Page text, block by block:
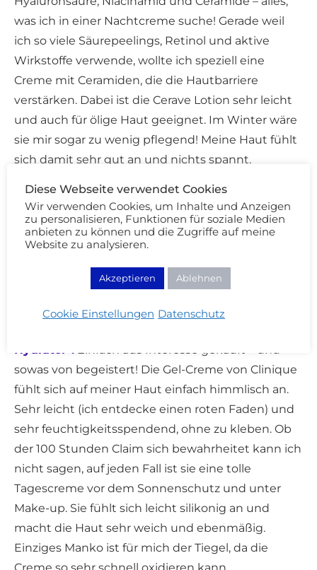
was ich in einer Nachtcreme suche! Gerade weil
ich so viele Säurepeelings, Retinol und aktive
Wirkstoffe verwende, wollte ich speziell eine
Creme mit Ceramiden, die die Hautbarriere
verstärken. Dabei ist die Cerave Lotion sehr leicht
und auch für ölige Haut geeignet. Im Winter wäre
sie mir sogar zu wenig pflegend! Meine Haut fühlt
sich damit sehr gut an und nichts spannt.
Inhaltsstoffe Cerave PM Facial Moisturising
Hydrator*: Einfach aus Interesse gekauft – und
sowas von begeistert! Die Gel-Creme von Clinique
fühlt sich auf meiner Haut einfach himmlisch an.
Sehr leicht (ich entdecke einen roten Faden) und
sehr feuchtigkeitsspendend, ohne zu kleben. Ob
der 100 Stunden Claim sich bewahrheitet kann ich
nicht sagen, auf jeden Fall ist sie eine tolle
Tagescreme vor dem Sonnenschutz und unter
Make-up. Sie fühlt sich leicht silikonig an und
macht die Haut sehr weich und ebenmäßig.
Einziges Manko ist für mich der Tiegel, da die
Diese Webseite verwendet Cookies
Wir verwenden Cookies, um Inhalte und Anzeigen
zu personalisieren, Funktionen für soziale Medien
anbieten zu können und die Zugriffe auf meine
Website zu analysieren.
Akzeptieren Ablehnen
Cookie Einstellungen Datenschutz